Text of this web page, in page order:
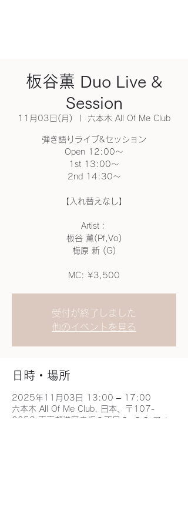
板谷薫 Duo Live &
Session
11月03日(月) 六本木 All Of Me Club
弾き語りライブ&セッション
Open 12:00〜
1st 13:00〜
2nd 14:30〜
【入れ替えなし】
Artist：
板谷 薫(Pf,Vo)
梅原 新 (G)
MC: ¥3,500
受付が終了しました
他のイベントを見る
日時・場所
2025年11月03日 13:00 – 17:00
六本木 All Of Me Club, 日本、〒107-
0052 東京都港区赤坂９丁目６−２６ フォ